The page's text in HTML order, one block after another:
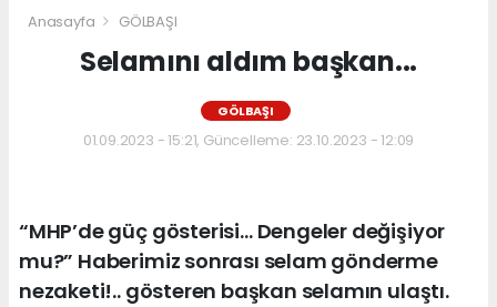
Anasayfa GÖLBAŞI
Selamını aldım başkan...
GÖLBAŞI
01.09.2023 - 15:21, Güncelleme: 23.10.2023 - 12:09
“MHP’de güç gösterisi… Dengeler değişiyor
mu?” Haberimiz sonrası selam gönderme
nezaketi!.. gösteren başkan selamın ulaştı.